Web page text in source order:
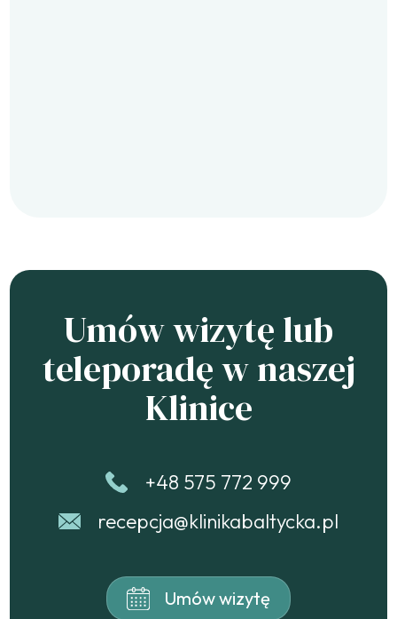
Umów wizytę lub
teleporadę w naszej
Klinice
+48 575 772 999
recepcja@klinikabaltycka.pl
Umów wizytę